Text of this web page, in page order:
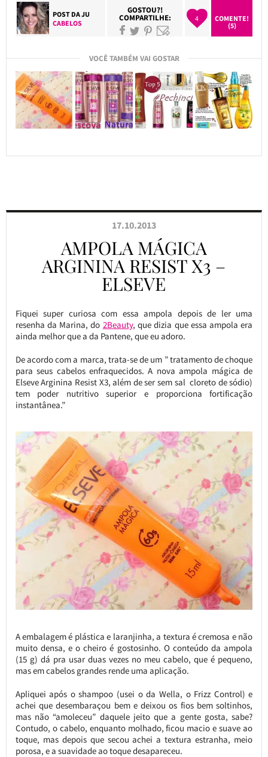
POST DAJU
CABELOS
GOSTOU?!
COMPARTILHE: 4
COMENTE!
(5)
VOCÊ TAMBÉM VAI GOSTAR
17.10.2013
AMPOLA MÁGICA
ARGININA RESIST X3 –
ELSEVE
Fiquei super curiosa com essa ampola depois de ler uma
resenha da Marina, do 2Beauty, que dizia que essa ampola era
ainda melhor que a da Pantene, que eu adoro.
De acordo com a marca, trata-se de um ” tratamento de choque
para seus cabelos enfraquecidos. A nova ampola mágica de
Elseve Arginina Resist X3, além de ser sem sal cloreto de sódio)
tem poder nutritivo superior e proporciona fortificação
instantânea.”
A embalagem é plástica e laranjinha, a textura é cremosa e não
muito densa, e o cheiro é gostosinho. O conteúdo da ampola
(15 g) dá pra usar duas vezes no meu cabelo, que é pequeno,
mas em cabelos grandes rende uma aplicação.
Apliquei após o shampoo (usei o da Wella, o Frizz Control) e
achei que desembaraçou bem e deixou os fios bem soltinhos,
mas não “amoleceu” daquele jeito que a gente gosta, sabe?
Contudo, o cabelo, enquanto molhado, ficou macio e suave ao
toque, mas depois que secou achei a textura estranha, meio
porosa, e a suavidade ao toque desapareceu.